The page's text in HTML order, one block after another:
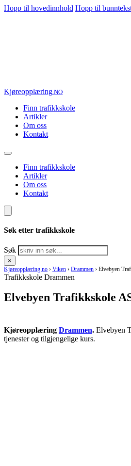
Hopp til hovedinnhold Hopp til
Kjøreopplæring.NO
Finn trafikkskole
Artikler
Om oss
Kontakt
Finn trafikkskole
Artikler
Om oss
Kontakt
Søk etter trafikkskole
Søk
×
Kjøreopplæring.no › Viken › Drammen › Elvebyen
Trafikkskole Drammen
Elvebyen Trafikkskole
Kjøreopplæring Drammen. Elvebyen
tjenester og tilgjengelige kurs.